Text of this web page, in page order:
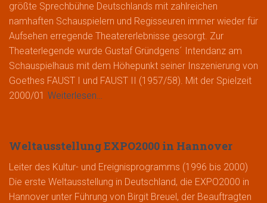
größte Sprechbühne Deutschlands mit zahlreichen
namhaften Schauspielern und Regisseuren immer wieder für
Aufsehen erregende Theatererlebnisse gesorgt. Zur
Theaterlegende wurde Gustaf Gründgens´ Intendanz am
Schauspielhaus mit dem Höhepunkt seiner Inszenierung von
Goethes FAUST I und FAUST II (1957/58). Mit der Spielzeit
2000/01 Weiterlesen…
Weltausstellung EXPO2000 in Hannover
Leiter des Kultur- und Ereignisprogramms (1996 bis 2000)
Die erste Weltausstellung in Deutschland, die EXPO2000 in
Hannover unter Führung von Birgit Breuel, der Beauftragten